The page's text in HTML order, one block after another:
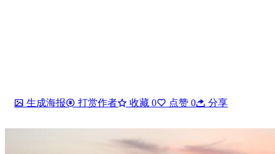
生成海报 打赏作者 收藏 0 点赞 0 分享